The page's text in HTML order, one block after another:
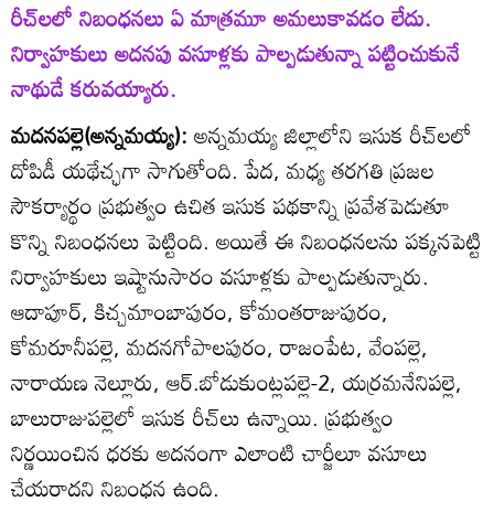
రీచ్‌లలో నిబంధనలు ఏ మాత్రమూ అమలుకావడం లేదు.
నిర్వాహకులు అదనపు వసూళ్లకు పాల్పడుతున్నా పట్టించుకునే
నాథుడే కరువయ్యారు.
మదనపల్లె(అన్నమయ్య):అన్నమయ్య జిల్లాలోని ఇసుక రీచ్‌లలో
దోపిడీ యథేచ్ఛగా సాగుతోంది. పేద, మధ్య తరగతి ప్రజల
సౌకర్యార్థం ప్రభుత్వం ఉచిత ఇసుక పథకాన్ని ప్రవేశపెడుతూ
కొన్ని నిబంధనలు పెట్టింది. అయితే ఈ నిబంధనలను పక్కనపెట్టి
నిర్వాహకులు ఇష్టానుసారం వసూళ్లకు పాల్పడుతున్నారు.
ఆదాపూర్‌, కిచ్చమాంబాపురం, కోమంతరాజుపురం,
కోమరూనీపల్లె, మదనగోపాలపురం, రాజంపేట, వేంపల్లె,
నారాయణ నెల్లూరు, ఆర్‌.బోడుకుంట్లపల్లె-2, యర్రమనేనిపల్లె,
బాలురాజుపల్లెలో ఇసుక రీచ్‌లు ఉన్నాయి. ప్రభుత్వం
నిర్ణయించిన ధరకు అదనంగా ఎలాంటి చార్జీలూ వసూలు
చేయరాదని నిబంధన ఉంది.